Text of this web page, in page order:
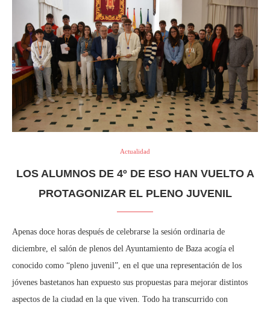
Actualidad
LOS ALUMNOS DE 4º DE ESO HAN VUELTO A
PROTAGONIZAR EL PLENO JUVENIL
Apenas doce horas después de celebrarse la sesión ordinaria de
diciembre, el salón de plenos del Ayuntamiento de Baza acogía el
conocido como “pleno juvenil”, en el que una representación de los
jóvenes bastetanos han expuesto sus propuestas para mejorar distintos
aspectos de la ciudad en la que viven. Todo ha transcurrido con